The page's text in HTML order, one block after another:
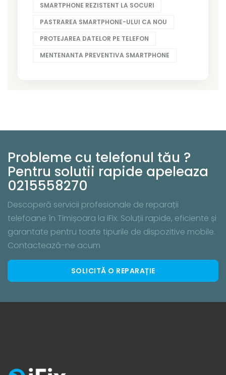
SMARTPHONE REZISTENT LA SOCURI
PASTRAREA SMARTPHONE-ULUI CA NOU
PROTEJAREA DATELOR PE TELEFON
MENTENANTA PREVENTIVA SMARTPHONE
Probleme cu telefonul tău ?
Pentru solutii rapide apeleaza
0215558270
Descoperă servicii profesionale de reparații
telefoane în Timișoara la iFix. Soluții rapide, eficiente și
garantate pentru toate tipurile de dispozitive mobile.
Contactează-ne acum
SOLICITĂ O REPARAȚIE